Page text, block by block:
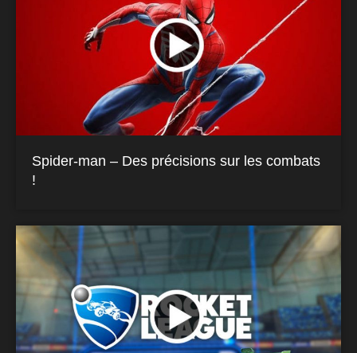
Spider-man – Des précisions sur les combats
!